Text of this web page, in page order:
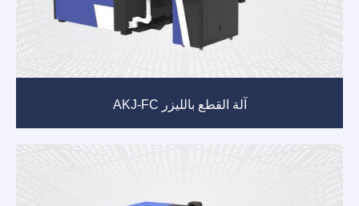
آلة القطع بالليزر AKJ-FC